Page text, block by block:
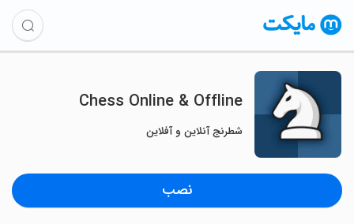
Chess Online & Offline
شطرنج آنلاین و آفلاین
نصب